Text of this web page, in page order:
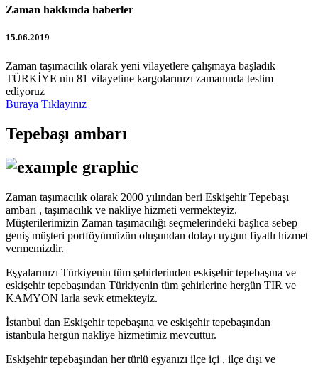
Zaman hakkında haberler
15.06.2019
Zaman taşımacılık olarak yeni vilayetlere çalışmaya başladık
TÜRKİYE nin 81 vilayetine kargolarınızı zamanında teslim
ediyoruz
Buraya Tıklayınız
Tepebaşı ambarı
Zaman taşımacılık olarak 2000 yılından beri Eskişehir Tepebaşı
ambarı , taşımacılık ve nakliye hizmeti vermekteyiz.
Müşterilerimizin Zaman taşımacılığı seçmelerindeki başlıca sebep
geniş müşteri portföyümüzün oluşundan dolayı uygun fiyatlı hizmet
vermemizdir.
Eşyalarınızı Türkiyenin tüm şehirlerinden eskişehir tepebaşına ve
eskişehir tepebaşından Türkiyenin tüm şehirlerine hergün TIR ve
KAMYON larla sevk etmekteyiz.
İstanbul dan Eskişehir tepebaşına ve eskişehir tepebaşından
istanbula hergün nakliye hizmetimiz mevcuttur.
Eskişehir tepebaşından her türlü eşyanızı ilçe içi , ilçe dışı ve